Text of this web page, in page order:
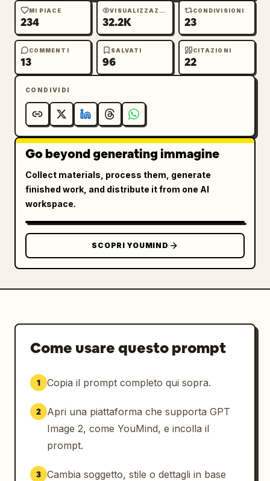
MI PIACE
234
VISUALIZZAZIONI
32.2K
CONDIVISIONI
23
COMMENTI
13
SALVATI
96
CITAZIONI
22
CONDIVIDI
Go beyond generating immagine
Collect materials, process them, generate
finished work, and distribute it from one AI
workspace.
SCOPRI YOUMIND
Come usare questo prompt
1 Copia il prompt completo qui sopra.
2
Apri una piattaforma che supporta GPT
Image 2, come YouMind, e incolla il
prompt.
3 Cambia soggetto, stile o dettagli in base